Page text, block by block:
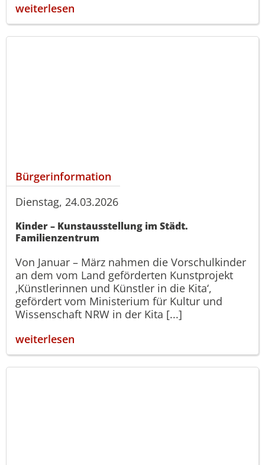
weiterlesen
Bürgerinformation
Dienstag, 24.03.2026
Kinder – Kunstausstellung im Städt.
Familienzentrum
Von Januar – März nahmen die Vorschulkinder
an dem vom Land geförderten Kunstprojekt
‚Künstlerinnen und Künstler in die Kita‘,
gefördert vom Ministerium für Kultur und
Wissenschaft NRW in der Kita [...]
weiterlesen